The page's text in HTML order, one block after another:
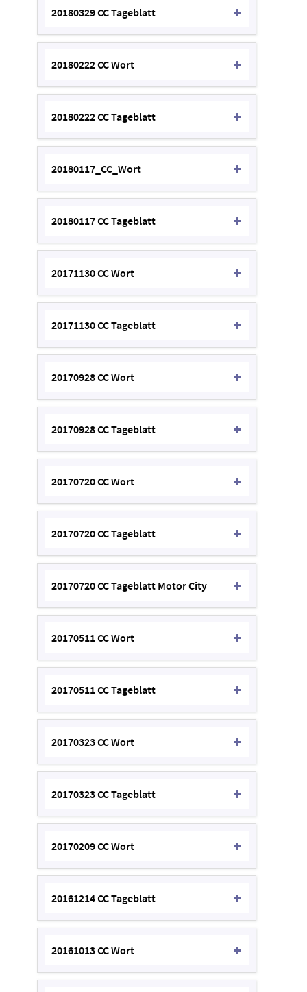
20180329 CC Tageblatt
20180222 CC Wort
20180222 CC Tageblatt
20180117_CC_Wort
20180117 CC Tageblatt
20171130 CC Wort
20171130 CC Tageblatt
20170928 CC Wort
20170928 CC Tageblatt
20170720 CC Wort
20170720 CC Tageblatt
20170720 CC Tageblatt Motor City
20170511 CC Wort
20170511 CC Tageblatt
20170323 CC Wort
20170323 CC Tageblatt
20170209 CC Wort
20161214 CC Tageblatt
20161013 CC Wort